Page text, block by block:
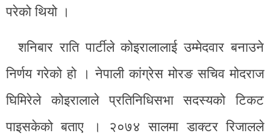
परेको थियो ।
शनिबार राति पार्टीले कोइरालालाई उम्मेदवार बनाउने
निर्णय गरेको हो । नेपाली कांग्रेस मोरङ सचिव मोदराज
घिमिरेले कोइरालाले प्रतिनिधिसभा सदस्यको टिकट
पाइसकेको बताए । २०७४ सालमा डाक्टर रिजालले